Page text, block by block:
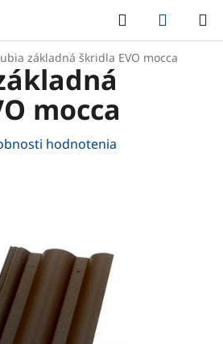
Hľadať
KOŠÍK
základná škridla EVO mocca
mocca
hodnotenia